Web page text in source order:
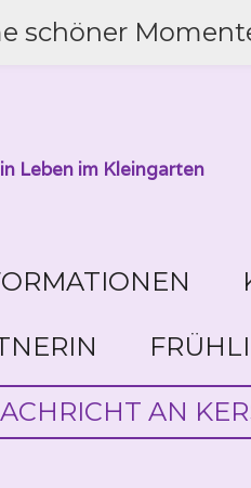
schöner
Leben im Kleingarten
AN